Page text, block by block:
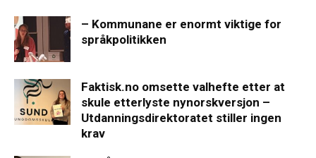
– Kommunane er enormt viktige for
språkpolitikken
Faktisk.no omsette valhefte etter at
skule etterlyste nynorskversjon –
Utdanningsdirektoratet stiller ingen
krav